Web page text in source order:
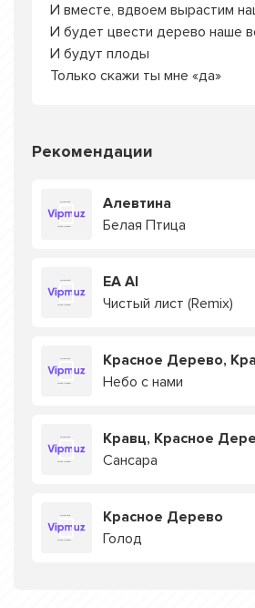
И вместе, вдвоем вырастим
И будет цвести дерево наше
И будут плоды
Только скажи ты мне «да»
Рекомендации
Алевтина
Белая Птица
EA AI
Чистый лист (Remix)
Красное Дерево,
Небо с нами
Кравц, Красное
Сансара
Красное Дерево
Голод